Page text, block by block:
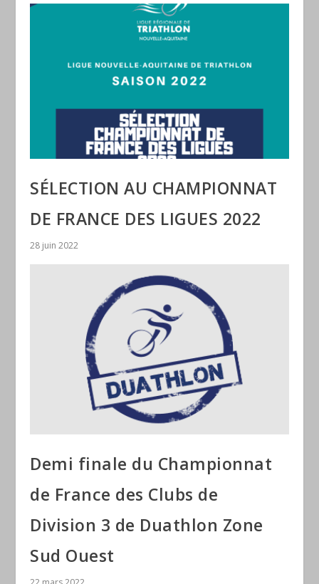
SÉLECTION AU CHAMPIONNAT
DE FRANCE DES LIGUES 2022
28 juin 2022
Demi finale du Championnat
de France des Clubs de
Division 3 de Duathlon Zone
Sud Ouest